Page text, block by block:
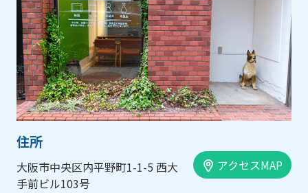
住所
大阪市中央区内平野町1-1-5 西大
手前ビル103号
アクセスMAP